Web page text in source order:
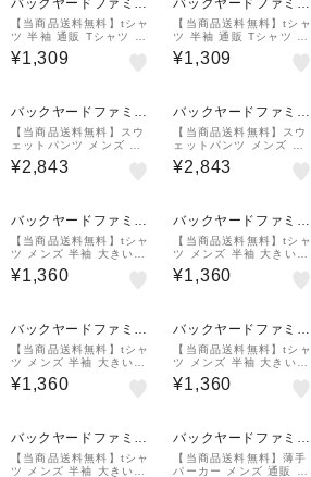
バックヤードファミリ
ー
【当商品送料無料】tシャ
ツ 半袖 通販 Tシャツ カ
ットソー メンズ レディ
ース SS S M L LL 大き
¥1,309
バックヤードファミリ
ー【当商品送料無料】tシャ
ツ 半袖 通販 Tシャツ カ
ットソー メンズ レディ
ース SS S M L LL 大き
¥1,309
バックヤードファミリ
ー
【当商品送料無料】スウ
ェットパンツ メンズ 通
販 レディース クルーネ
ックライトトレーナー ス
¥2,843
バックヤードファミリ
ー【当商品送料無料】スウ
ェットパンツ メンズ 通
販 レディース クルーネ
ックライトトレーナー ス
¥2,843
バックヤードファミリ
ー
【当商品送料無料】tシャ
ツ メンズ 半袖 大きいサ
イズ 通販 Tシャツ カッ
トソー レディース 3L 大
¥1,360
バックヤードファミリ
ー【当商品送料無料】tシャ
ツ メンズ 半袖 大きいサ
イズ 通販 Tシャツ カッ
トソー レディース 3L 大
¥1,360
バックヤードファミリ
ー
【当商品送料無料】tシャ
ツ メンズ 半袖 大きいサ
イズ 通販 Tシャツ カッ
トソー レディース 3L 大
¥1,360
バックヤードファミリ
ー【当商品送料無料】tシャ
ツ メンズ 半袖 大きいサ
イズ 通販 Tシャツ カッ
トソー レディース 3L 大
¥1,360
バックヤードファミリ
ー
【当商品送料無料】tシャ
ツ メンズ 半袖 大きいサ
バックヤードファミリ
ー【当商品送料無料】薄手
パーカー メンズ 通販 レ